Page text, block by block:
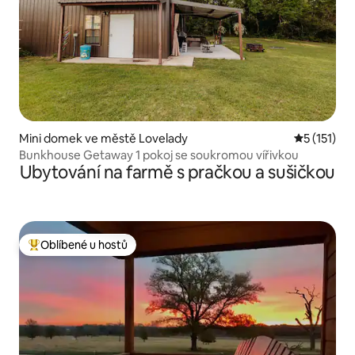
Mini domek ve městě Lovelady Průměrné
5 (151)
Bunkhouse Getaway 1 pokoj se soukromou vířivkou
Ubytování na farmě s pračkou a sušičkou
Nejlepší v kategorii Oblíbené u hostů
Oblíbené u hostů